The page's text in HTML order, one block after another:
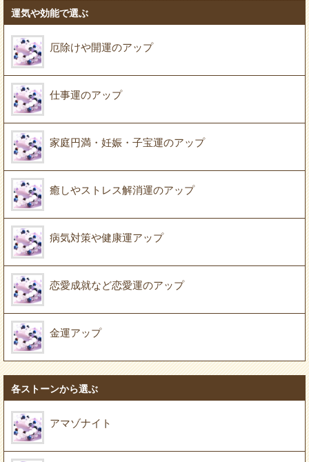
運気や効能で選ぶ
厄除けや開運のアップ
仕事運のアップ
家庭円満・妊娠・子宝運のアップ
癒しやストレス解消運のアップ
病気対策や健康運アップ
恋愛成就など恋愛運のアップ
金運アップ
各ストーンから選ぶ
アマゾナイト